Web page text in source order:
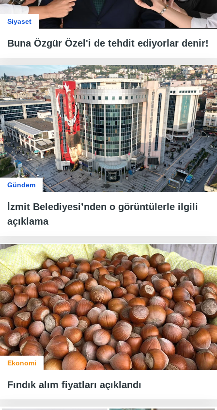
Siyaset
Buna Özgür Özel'i de tehdit ediyorlar denir!
Gündem
İzmit Belediyesi’nden o görüntülerle ilgili
açıklama
Ekonomi
Fındık alım fiyatları açıklandı